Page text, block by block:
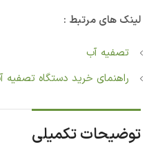
لینک های مرتبط :
تصفیه آب
راهنمای خرید دستگاه تصفیه
توضیحات تکمیلی